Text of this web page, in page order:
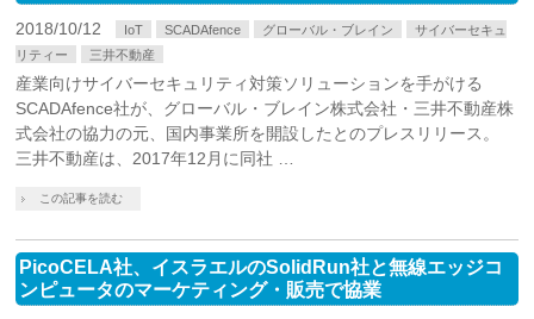
2018/10/12 IoT SCADAfence グローバル・ブレイン
サイバーセキュ
リティー
三井不動産
産業向けサイバーセキュリティ対策ソリューションを手がける
SCADAfence社が、グローバル・ブレイン株式会社・三井不動産株
式会社の協力の元、国内事業所を開設したとのプレスリリース。
三井不動産は、2017年12月に同社 …
この記事を読む
PicoCELA社、イスラエルのSolidRun社と無線エッジコ
ンピュータのマーケティング・販売で協業